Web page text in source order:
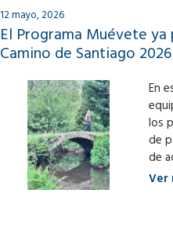
12 mayo, 2026
El Programa Muévete ya
Camino de Santiago 2026
En
los
de
de
Ver